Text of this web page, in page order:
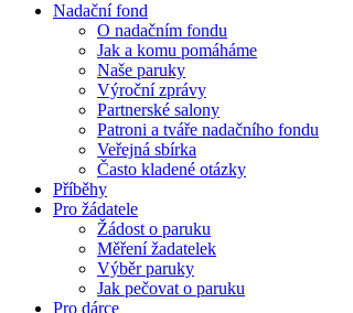
Nadační fond
O nadačním fondu
Jak a komu pomáháme
Naše paruky
Výroční zprávy
Partnerské salony
Patroni a tváře nadačního fondu
Veřejná sbírka
Často kladené otázky
Příběhy
Pro žádatele
Žádost o paruku
Měření žadatelek
Výběr paruky
Jak pečovat o paruku
Pro dárce